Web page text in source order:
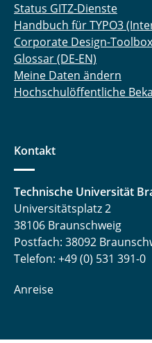
Status GITZ-Dienste
Handbuch für TYPO3
Corporate Design-
Glossar (DE-EN)
Meine Daten ändern
Hochschulöffentliche
Kontakt
Technische Universität
Universitätsplatz 2
38106 Braunschweig
Postfach: 38092
Telefon: +49 (0) 531 391-0
Anreise